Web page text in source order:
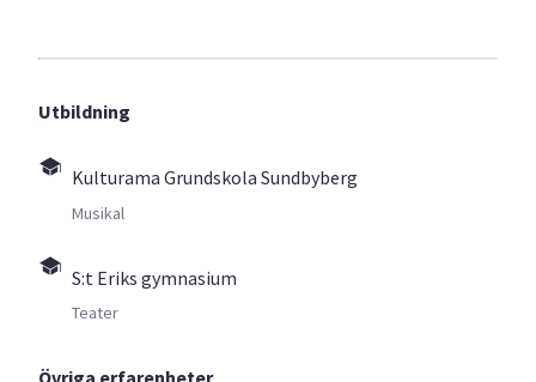
Utbildning
Kulturama Grundskola Sundbyberg
Musikal
S:t Eriks gymnasium
Teater
Övriga erfarenheter